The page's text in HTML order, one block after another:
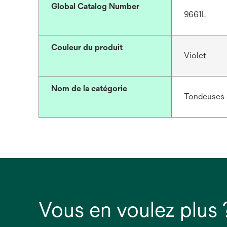
Global Catalog Number
9661L
Couleur du produit
Violet
Nom de la catégorie
Vous en voulez plus